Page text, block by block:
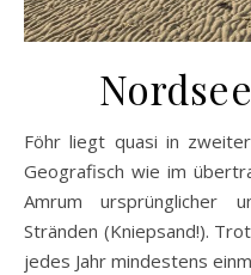
Föhr liegt quasi in zweiter Reihe hinter Amrum und Sylt.
Geografisch wie im
Amrum ursprünglicher
Stränden (Kniepsand!).
jedes Jahr mindestens